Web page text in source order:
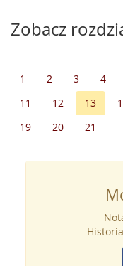
Zobacz
1 2 3 4
11
12 13
19
20 21